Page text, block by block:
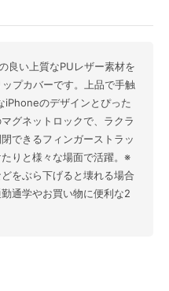
良い上質なPUレザー素材を
プカバーです。上品で手触
iPhoneのデザインとぴった
グネットロックで、ラクラ
できるフィンガーストラッ
りと様々な場面で活躍。※
をぶら下げると壊れる場合
通学やお買い物に便利な2